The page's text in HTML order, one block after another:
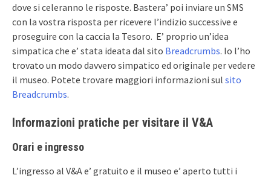
dove si celeranno le risposte. Bastera’ poi inviare un SMS
con la vostra risposta per ricevere l’indizio successive e
proseguire con la caccia la Tesoro. E’ proprio un’idea
simpatica che e’ stata ideata dal sito Breadcrumbs. Io l’ho
trovato un modo davvero simpatico ed originale per vedere
il museo. Potete trovare maggiori informazioni sul sito
Breadcrumbs.
Informazioni pratiche per visitare il V&A
Orari e ingresso
L’ingresso al V&A e’ gratuito e il museo e’ aperto tutti i